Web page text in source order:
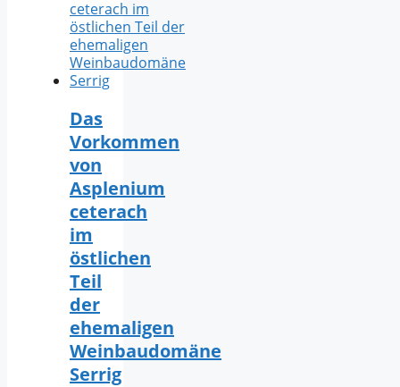
Das
Vorkommen
von
Asplenium
ceterach
im
östlichen
Teil
der
ehemaligen
Weinbaudomäne
Serrig